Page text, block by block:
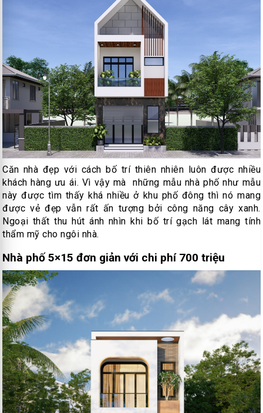
Căn nhà đẹp với cách bố trí thiên nhiên luôn được nhiều
khách hàng ưu ái. Vì vậy mà những mẫu nhà phố như mẫu
này được tìm thấy khá nhiều ở khu phố đông thì nó mang
được vẻ đẹp vẫn rất ấn tượng bởi công năng cây xanh.
Ngoại thất thu hút ánh nhìn khi bố trí gạch lát mang tính
thẩm mỹ cho ngôi nhà.
Nhà phố 5×15 đơn giản với chi phí 700 triệu